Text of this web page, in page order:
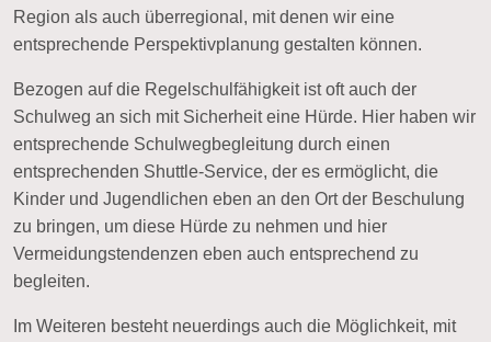
Region als auch überregional, mit denen wir eine
entsprechende Perspektivplanung gestalten können.
Bezogen auf die Regelschulfähigkeit ist oft auch der
Schulweg an sich mit Sicherheit eine Hürde. Hier haben wir
entsprechende Schulwegbegleitung durch einen
entsprechenden Shuttle-Service, der es ermöglicht, die
Kinder und Jugendlichen eben an den Ort der Beschulung
zu bringen, um diese Hürde zu nehmen und hier
Vermeidungstendenzen eben auch entsprechend zu
begleiten.
Im Weiteren besteht neuerdings auch die Möglichkeit, mit